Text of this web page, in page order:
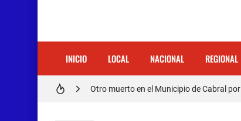
INICIO LOCAL NACIONAL REGIONAL
𝗥𝗲𝗴𝗿𝗲𝘀𝗮 𝗮𝗹 𝗽𝗮í𝘀 𝗱𝗲𝗹𝗲𝗴𝗮𝗰𝗶ó𝗻
Otro muerto en el Municipio de Cabral